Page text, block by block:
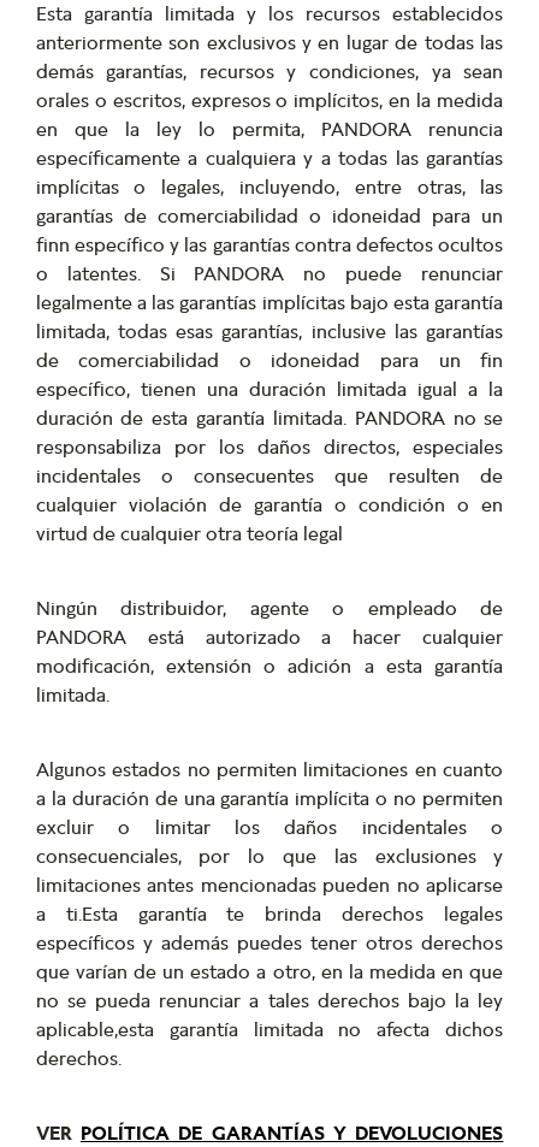
Esta garantía limitada y los recursos establecidos
anteriormente son exclusivos y en lugar de todas las
demás garantías, recursos y condiciones, ya sean
orales o escritos, expresos o implícitos, en la medida
en que la ley lo permita, PANDORA renuncia
específicamente a cualquiera y a todas las garantías
implícitas o legales, incluyendo, entre otras, las
garantías de comerciabilidad o idoneidad para un
finn específico y las garantías contra defectos ocultos
o latentes. Si PANDORA no puede renunciar
legalmente a las garantías implícitas bajo esta garantía
limitada, todas esas garantías, inclusive las garantías
de comerciabilidad o idoneidad para un fin
específico, tienen una duración limitada igual a la
duración de esta garantía limitada. PANDORA no se
responsabiliza por los daños directos, especiales
incidentales o consecuentes que resulten de
cualquier violación de garantía o condición o en
virtud de cualquier otra teoría legal
Ningún distribuidor, agente o empleado de
PANDORA está autorizado a hacer cualquier
modificación, extensión o adición a esta garantía
limitada.
Algunos estados no permiten limitaciones en cuanto
a la duración de una garantía implícita o no permiten
excluir o limitar los daños incidentales o
consecuenciales, por lo que las exclusiones y
limitaciones antes mencionadas pueden no aplicarse
a ti.Esta garantía te brinda derechos legales
específicos y además puedes tener otros derechos
que varían de un estado a otro, en la medida en que
no se pueda renunciar a tales derechos bajo la ley
aplicable,esta garantía limitada no afecta dichos
derechos.
VER POLÍTICA DE GARANTÍAS Y DEVOLUCIONES